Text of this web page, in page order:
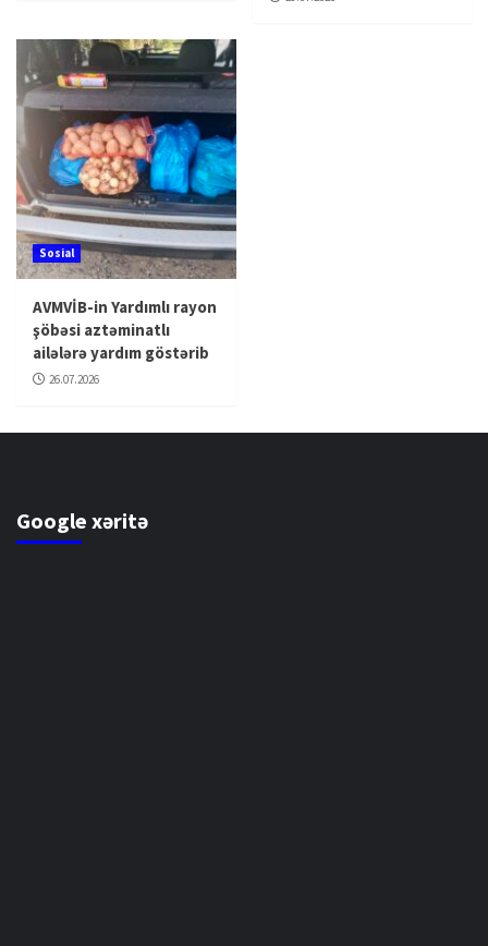
Sosial
AVMVİB-in Yardımlı rayon
şöbəsi aztəminatlı
ailələrə yardım göstərib
26.07.2026
Google xəritə